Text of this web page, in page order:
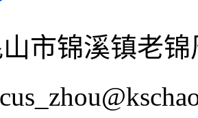
市锦溪镇老锦